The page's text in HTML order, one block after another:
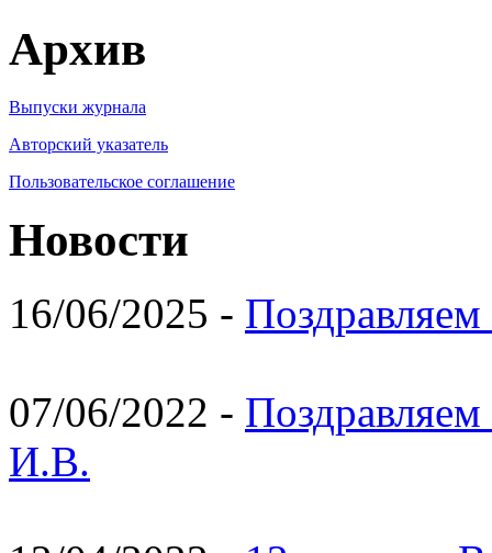
Архив
Выпуски журнала
Авторский указатель
Пользовательское соглашение
Новости
16/06/2025 -
07/06/2022 -
И.В.